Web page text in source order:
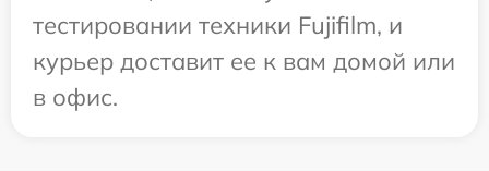
тестировании техники Fujifilm, и
курьер доставит ее к вам домой или
в офис.